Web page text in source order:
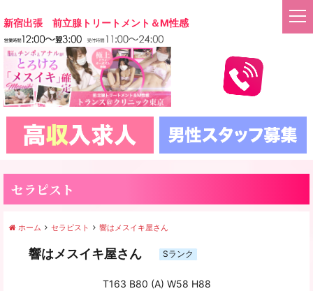
新宿出張 前立腺トリートメント＆M性感
セラピスト
ホーム セラピスト 響はメスイキ屋さん
響はメスイキ屋さん Sランク
T163 B80 (A) W58 H88
t
o
a
a
i